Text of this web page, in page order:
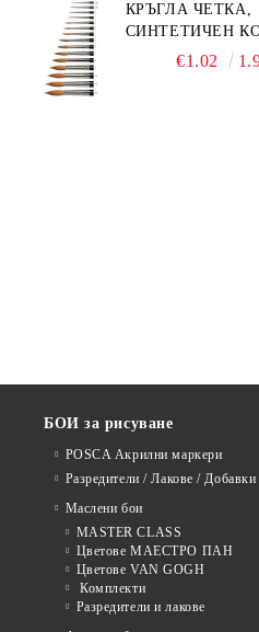
КРЪГЛА ЧЕТКА,
СИНТЕТИЧЕН
MILLENIUM 211
€1.02
БОИ за рисуване
POSCA Акрилни маркери
Разредители / Лакове / Добавки
Маслени бои
MASTER CLASS
Цветове МАЕСТРО ПАН
Цветове VAN GOGH
Комплекти
Разредители и лакове